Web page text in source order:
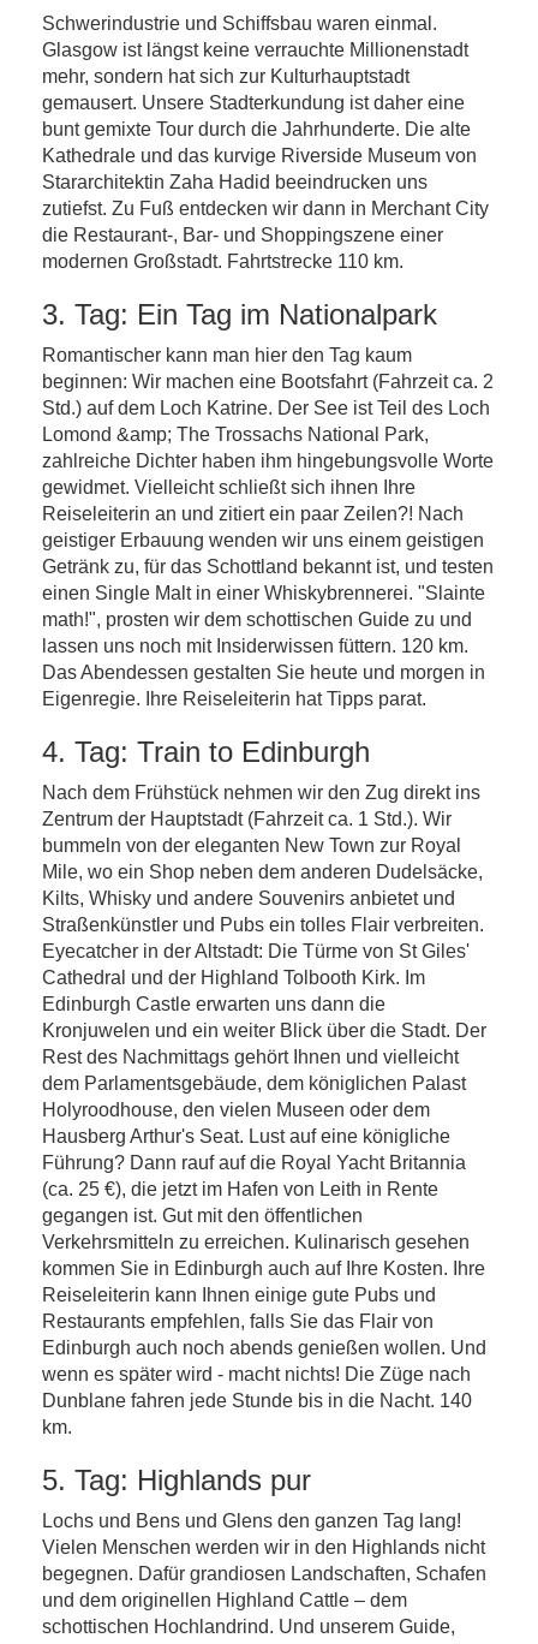
Schwerindustrie und Schiffsbau waren einmal.
Glasgow ist längst keine verrauchte Millionenstadt
mehr, sondern hat sich zur Kulturhauptstadt
gemausert. Unsere Stadterkundung ist daher eine
bunt gemixte Tour durch die Jahrhunderte. Die alte
Kathedrale und das kurvige Riverside Museum von
Stararchitektin Zaha Hadid beeindrucken uns
zutiefst. Zu Fuß entdecken wir dann in Merchant City
die Restaurant-, Bar- und Shoppingszene einer
modernen Großstadt. Fahrtstrecke 110 km.
3. Tag: Ein Tag im Nationalpark
Romantischer kann man hier den Tag kaum
beginnen: Wir machen eine Bootsfahrt (Fahrzeit ca. 2
Std.) auf dem Loch Katrine. Der See ist Teil des Loch
Lomond &amp; The Trossachs National Park,
zahlreiche Dichter haben ihm hingebungsvolle Worte
gewidmet. Vielleicht schließt sich ihnen Ihre
Reiseleiterin an und zitiert ein paar Zeilen?! Nach
geistiger Erbauung wenden wir uns einem geistigen
Getränk zu, für das Schottland bekannt ist, und testen
einen Single Malt in einer Whiskybrennerei. "Slainte
math!", prosten wir dem schottischen Guide zu und
lassen uns noch mit Insiderwissen füttern. 120 km.
Das Abendessen gestalten Sie heute und morgen in
Eigenregie. Ihre Reiseleiterin hat Tipps parat.
4. Tag: Train to Edinburgh
Nach dem Frühstück nehmen wir den Zug direkt ins
Zentrum der Hauptstadt (Fahrzeit ca. 1 Std.). Wir
bummeln von der eleganten New Town zur Royal
Mile, wo ein Shop neben dem anderen Dudelsäcke,
Kilts, Whisky und andere Souvenirs anbietet und
Straßenkünstler und Pubs ein tolles Flair verbreiten.
Eyecatcher in der Altstadt: Die Türme von St Giles'
Cathedral und der Highland Tolbooth Kirk. Im
Edinburgh Castle erwarten uns dann die
Kronjuwelen und ein weiter Blick über die Stadt. Der
Rest des Nachmittags gehört Ihnen und vielleicht
dem Parlamentsgebäude, dem königlichen Palast
Holyroodhouse, den vielen Museen oder dem
Hausberg Arthur's Seat. Lust auf eine königliche
Führung? Dann rauf auf die Royal Yacht Britannia
(ca. 25 €), die jetzt im Hafen von Leith in Rente
gegangen ist. Gut mit den öffentlichen
Verkehrsmitteln zu erreichen. Kulinarisch gesehen
kommen Sie in Edinburgh auch auf Ihre Kosten. Ihre
Reiseleiterin kann Ihnen einige gute Pubs und
Restaurants empfehlen, falls Sie das Flair von
Edinburgh auch noch abends genießen wollen. Und
wenn es später wird - macht nichts! Die Züge nach
Dunblane fahren jede Stunde bis in die Nacht. 140
km.
5. Tag: Highlands pur
Lochs und Bens und Glens den ganzen Tag lang!
Vielen Menschen werden wir in den Highlands nicht
begegnen. Dafür grandiosen Landschaften, Schafen
und dem originellen Highland Cattle – dem
schottischen Hochlandrind. Und unserem Guide,